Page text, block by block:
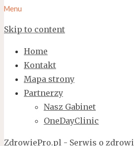
Menu
Skip to content
Home
Kontakt
Mapa strony
Partnerzy
Nasz Gabinet
OneDayClinic
ZdrowiePro.pl - Serwis o